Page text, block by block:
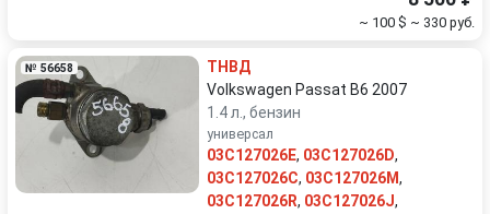
~ 100 $ ~ 330 руб.
№ 56658
ТНВД
Volkswagen Passat B6 2007
1.4 л., бензин
универсал
03C127026E, 03C127026D,
03C127026C, 03C127026M,
03C127026R, 03C127026J,